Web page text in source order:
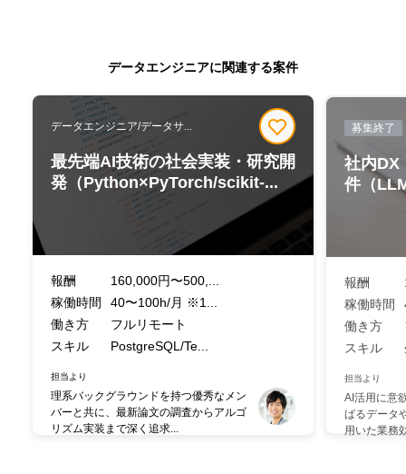
データエンジニアに関連する案件
データエンジニア/データサ...
最先端AI技術の社会実装・研究開
発（Python×PyTorch/scikit-...
報酬
160,000円〜500,...
稼働時間
40〜100h/月 ※1...
働き方
フルリモート
スキル
PostgreSQL/Te...
担当より
理系バックグラウンドを持つ優秀なメン
バーと共に、最新論文の調査からアルゴ
リズム実装まで深く追求...
募集終了
社内DX
件（
報酬
稼働時間
働き方
スキル
担当より
AI活用に意
ばるデータ
用いた業務